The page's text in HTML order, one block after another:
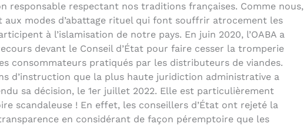
responsable respec­tant nos traditions françaises. Comme nous,
aux modes d’abattage rituel qui font souffrir atrocement les
à l’islamisation de notre pays. En juin 2020, l’OABA a
devant le Conseil d’État pour faire cesser la tromperie
consommateurs pratiqués par les distributeurs de viandes.
d’instruction que la plus haute juridiction administrative a
sa décision, le 1er juillet 2022. Elle est particulièrement
scandaleuse ! En effet, les conseillers d’État ont rejeté la
en considérant de façon péremptoire que les